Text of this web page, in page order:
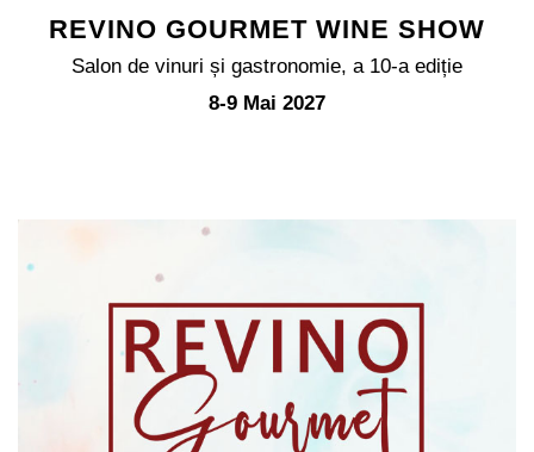
REVINO GOURMET WINE SHOW
Salon de vinuri și gastronomie, a 10-a ediție
8-9 Mai 2027